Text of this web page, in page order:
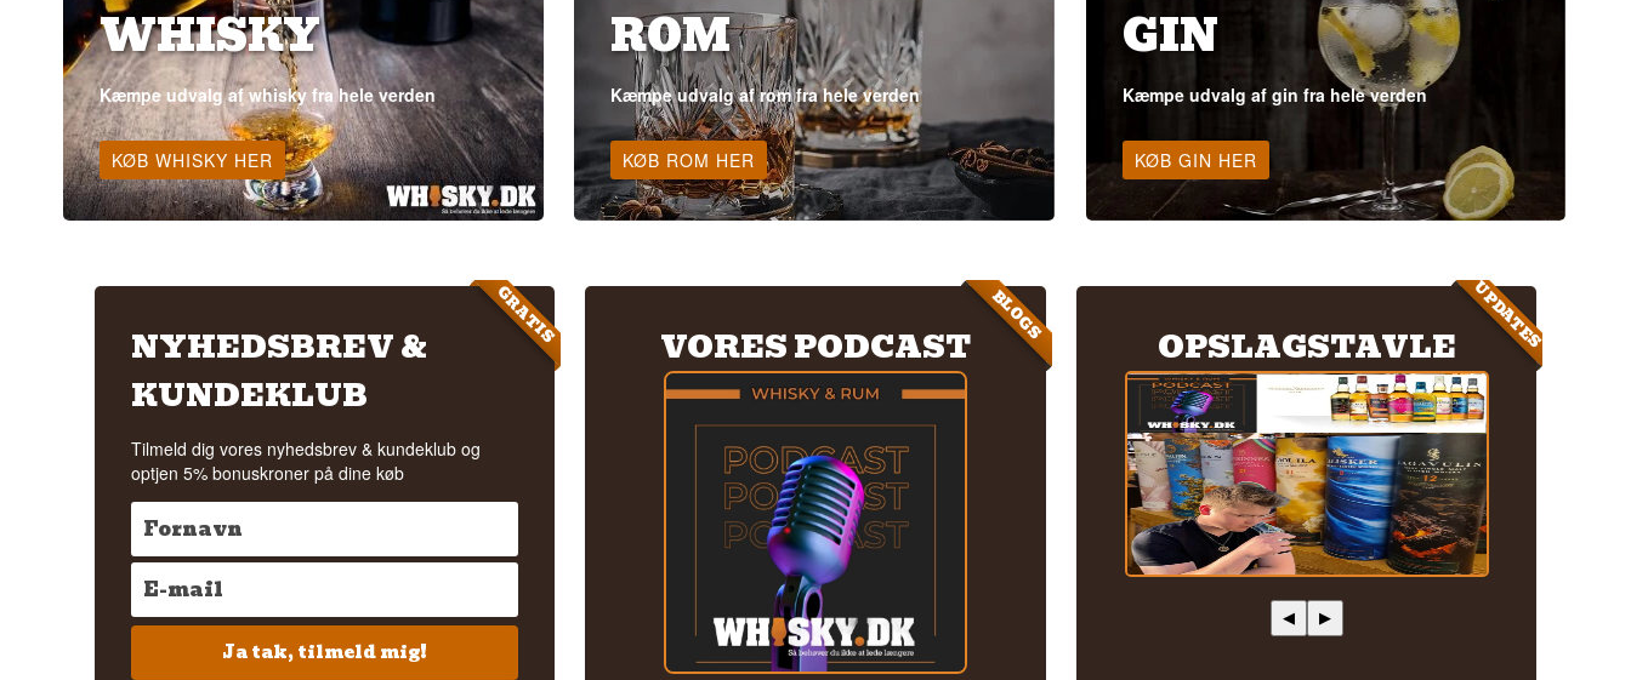
WHISKY
Kæmpe udvalg af whisky fra hele verden
KØB WHISKY HER
ROM
Kæmpe udvalg af rom fra hele verden
KØB ROM HER
GIN
Kæmpe udvalg af gin fra hele verden
KØB GIN HER
GRATIS
NYHEDSBREV &
KUNDEKLUB
Tilmeld dig vores nyhedsbrev & kundeklub og
optjen 5% bonuskroner på dine køb
Ja tak, tilmeld mig!
BLOGS
VORES PODCAST UPDATES
OPSLAGSTAVLE
◀ ▶